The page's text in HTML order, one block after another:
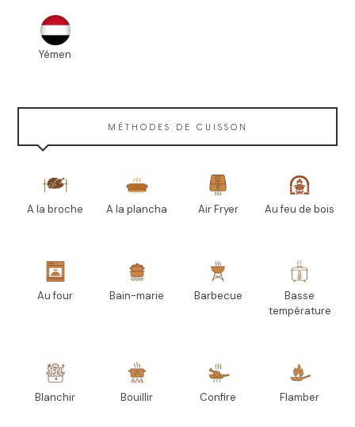
Yémen
MÉTHODES DE CUISSON
A la broche A la plancha Air Fryer Au feu de bois
Au four Bain-marie Barbecue
Basse
température
Blanchir Bouillir Confire Flamber